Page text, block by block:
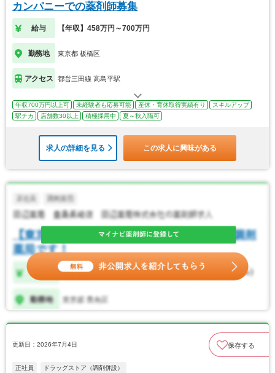
カンパニーでの薬剤師募集
給与 【年収】458万円～700万円
勤務地 東京都 板橋区
アクセス 都営三田線 高島平駅
年収700万円以上可 未経験者も応募可能 産休・育休取得実績有り
スキルアップ
駅チカ
店舗数30以上 積極採用中 夏～秋入職可
求人の詳細を見る この求人に興味がある
更新日：2026年7月4日 保存する
正社員 ドラッグストア（調剤併設）